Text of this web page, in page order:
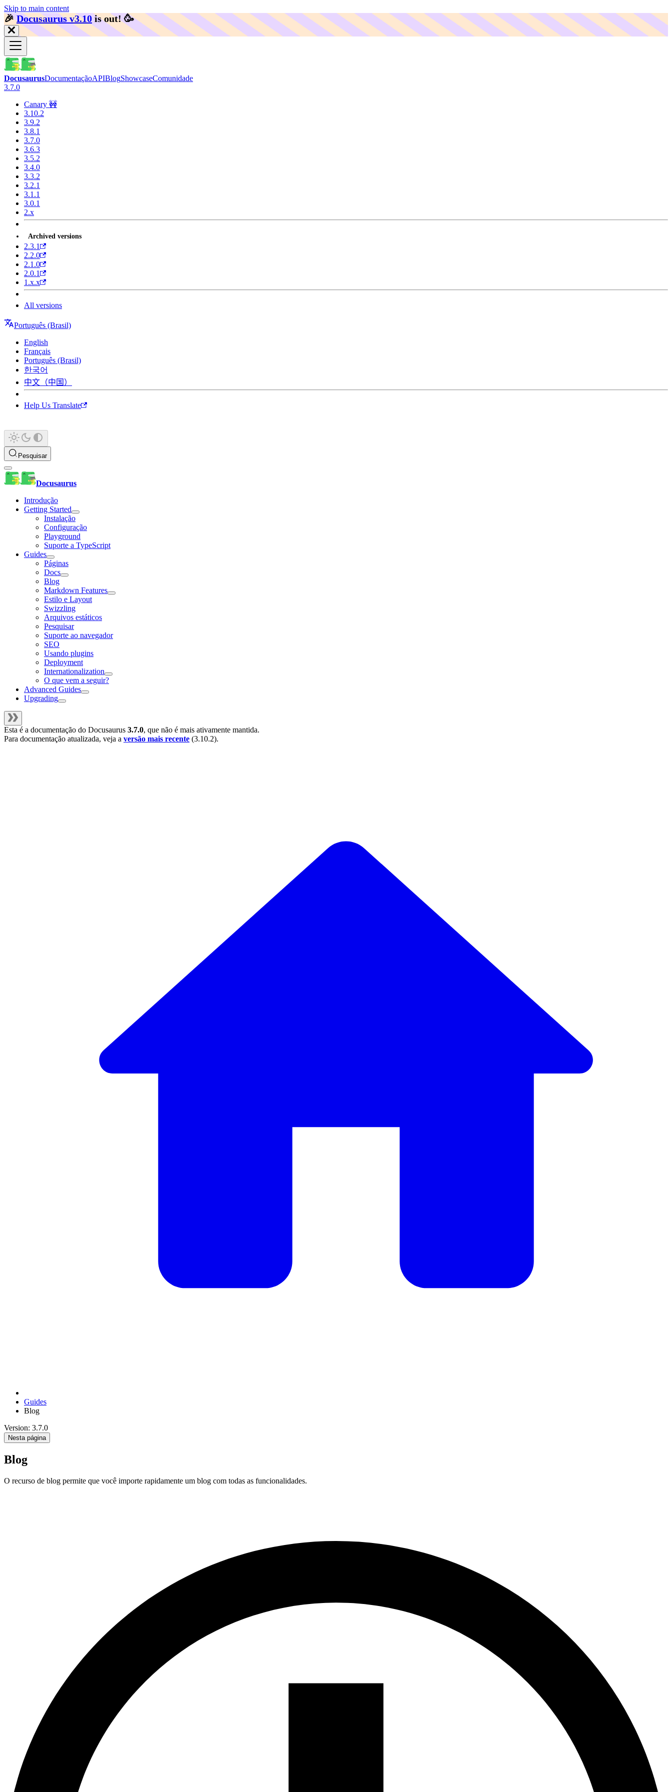
Skip to main content
🎉️Docusaurus v3.10 is out! 🥳️
DocusaurusDocumentaçãoAPIBlogShowcaseComunidade
3.7.0
Canary 🚧
3.10.2
3.9.2
3.8.1
3.7.0
3.6.3
3.5.2
3.4.0
3.3.2
3.2.1
3.1.1
3.0.1
2.x
Archived versions
2.3.1
2.2.0
2.1.0
2.0.1
1.x.x
All versions
Português (Brasil)
English
Français
Português (Brasil)
한국어
中文（中国）
Help Us Translate
Pesquisar
Docusaurus
Introdução
Getting Started
Instalação
Configuração
Playground
Suporte a TypeScript
Guides
Páginas
Docs
Blog
Markdown Features
Estilo e Layout
Swizzling
Arquivos estáticos
Pesquisar
Suporte ao navegador
SEO
Usando plugins
Deployment
Internationalization
O que vem a seguir?
Advanced Guides
Upgrading
Esta é a documentação do Docusaurus 3.7.0, que não é mais ativamente mantida.
Para documentação atualizada, veja a versão mais recente (3.10.2).
Guides
Blog
Version: 3.7.0
Nesta página
Blog
O recurso de blog permite que você importe rapidamente um blog com todas as funcionalidades.